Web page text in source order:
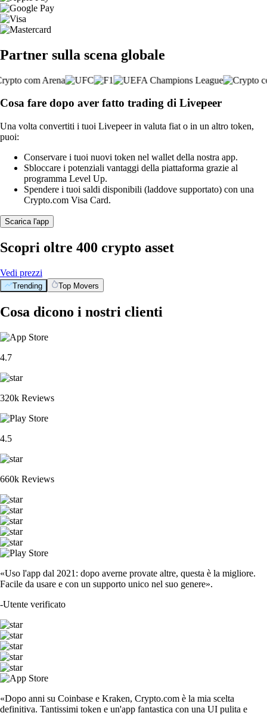
Partner sulla scena globale
Cosa fare dopo aver fatto trading di Livepeer
Una volta convertiti i tuoi Livepeer in valuta fiat o in un altro token,
puoi:
Conservare i tuoi nuovi token nel wallet della nostra app.
Sbloccare i potenziali vantaggi della piattaforma grazie al
programma Level Up.
Spendere i tuoi saldi disponibili (laddove supportato) con una
Crypto.com Visa Card.
Scarica l'app
Scopri oltre 400 crypto asset
Vedi prezzi
Trending Top Movers
Cosa dicono i nostri clienti
4.7
320k Reviews
4.5
660k Reviews
«Uso l'app dal 2021: dopo averne provate altre, questa è la migliore.
Facile da usare e con un supporto unico nel suo genere».
-Utente verificato
«Dopo anni su Coinbase e Kraken, Crypto.com è la mia scelta
definitiva. Tantissimi token e un'app fantastica con una UI pulita e